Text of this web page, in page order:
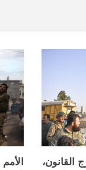
القانون،